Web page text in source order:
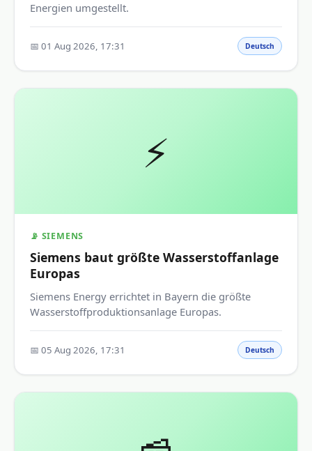
Energien umgestellt.
📅 01 Aug 2026, 17:31 Deutsch
⚡
📡 SIEMENS
Siemens baut größte Wasserstoffanlage
Europas
Siemens Energy errichtet in Bayern die größte
Wasserstoffproduktionsanlage Europas.
📅 05 Aug 2026, 17:31 Deutsch